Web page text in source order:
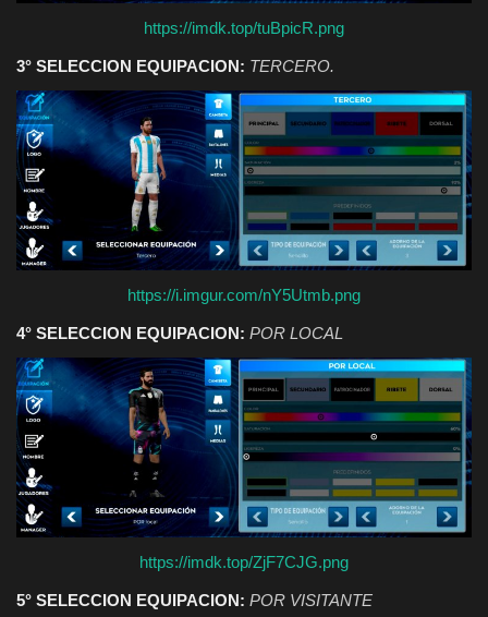
https://imdk.top/tuBpicR.png
3° SELECCION EQUIPACION: TERCERO.
https://i.imgur.com/nY5Utmb.png
4° SELECCION EQUIPACION: POR LOCAL
https://imdk.top/ZjF7CJG.png
5° SELECCION EQUIPACION: POR VISITANTE